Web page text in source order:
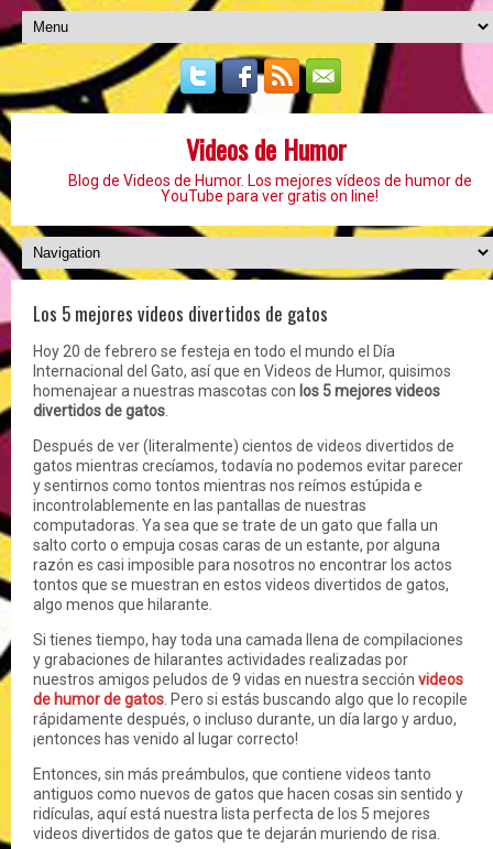
Videos de Humor
Blog de Videos de Humor. Los mejores vídeos de humor de
YouTube para ver gratis on line!
Los 5 mejores videos divertidos de gatos
Hoy 20 de febrero se festeja en todo el mundo el Día
Internacional del Gato, así que en Videos de Humor, quisimos
homenajear a nuestras mascotas con los 5 mejores videos
divertidos de gatos
Después de ver (literalmente) cientos de videos divertidos de
gatos mientras crecíamos, todavía no podemos evitar parecer
y sentirnos como tontos mientras nos reímos estúpida e
incontrolablemente en las pantallas de nuestras
computadoras. Ya sea que se trate de un gato que falla un
salto corto o empuja cosas caras de un estante, por alguna
razón es casi imposible para nosotros no encontrar los actos
tontos que se muestran en estos videos divertidos de gatos,
algo menos que hilarante.
Si tienes tiempo, hay toda una camada llena de compilaciones
y grabaciones de hilarantes actividades realizadas por
nuestros amigos peludos de 9 vidas en nuestra sección videos
de humor de gatos . Pero si estás buscando algo que lo recopile
rápidamente después, o incluso durante, un día largo y arduo,
¡entonces has venido al lugar correcto!
Entonces, sin más preámbulos, que contiene videos tanto
antiguos como nuevos de gatos que hacen cosas sin sentido y
ridículas, aquí está nuestra lista perfecta de los 5 mejores
videos divertidos de gatos que te dejarán muriendo de risa.